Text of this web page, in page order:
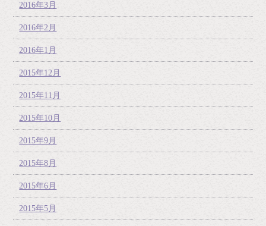
2016年3月
2016年2月
2016年1月
2015年12月
2015年11月
2015年10月
2015年9月
2015年8月
2015年6月
2015年5月